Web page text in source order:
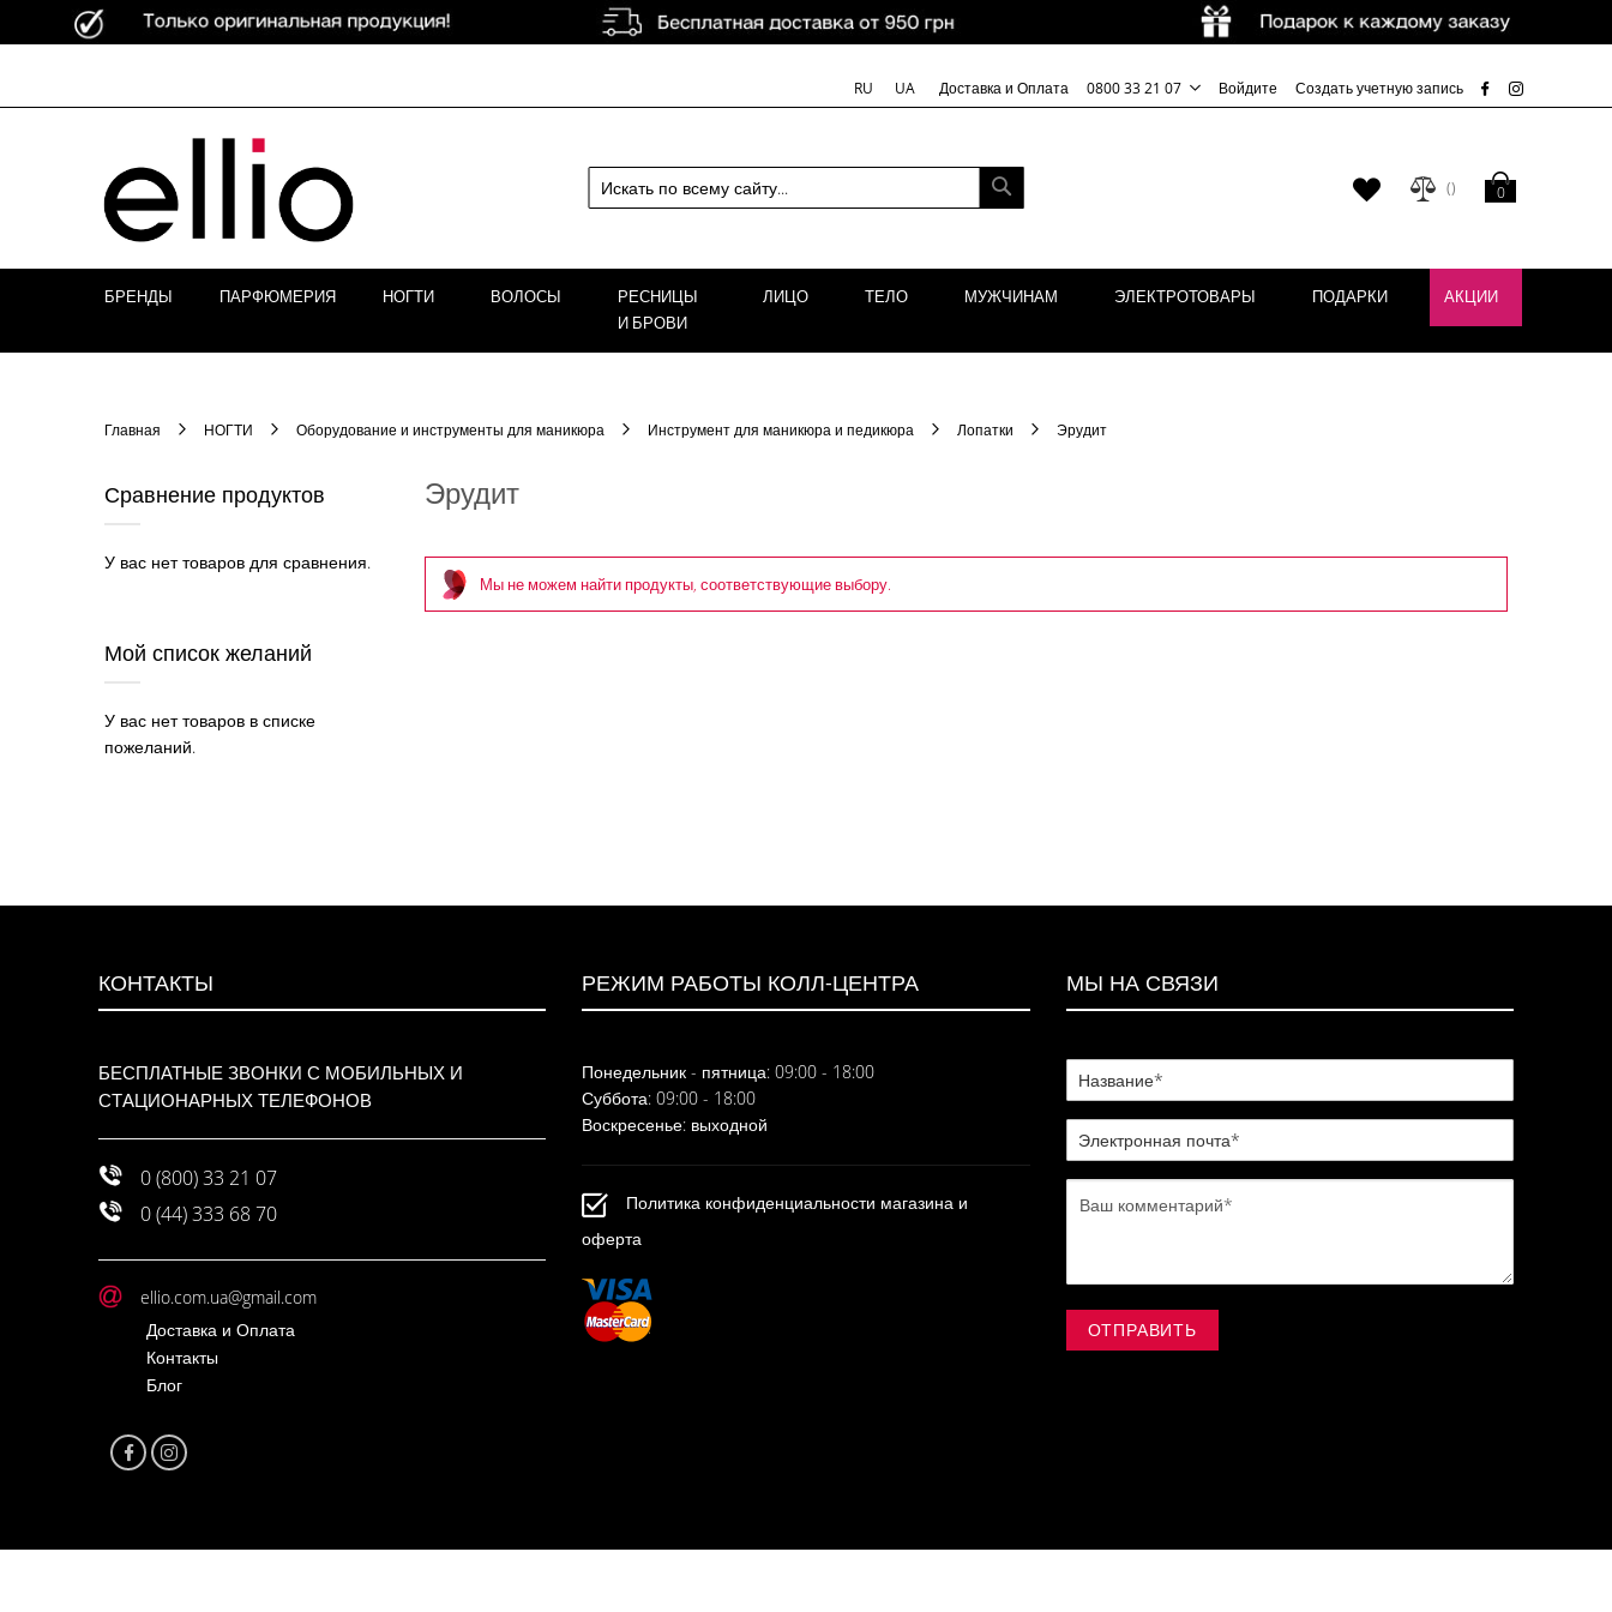
RU UA Доставка и Оплата 0800 33 21 07 Войдите Создать учетную запись
Моя корзина
0
Мой
список
БРЕНДЫ ПАРФЮМЕРИЯ НОГТИ ВОЛОСЫ
РЕСНИЦЫ
И БРОВИ
ЛИЦО ТЕЛО МУЖЧИНАМ ЭЛЕКТРОТОВАРЫ ПОДАРКИ АКЦИИ
Главная НОГТИ Оборудование и инструменты для маникюра Инструмент для маникюра и педикюра Лопатки Эрудит
Эрудит
Мы не можем найти продукты, соответствующие выбору.
Сравнение продуктов
У вас нет товаров для сравнения.
Мой список желаний
У вас нет товаров в списке
пожеланий.
КОНТАКТЫ
БЕСПЛАТНЫЕ ЗВОНКИ С МОБИЛЬНЫХ И
СТАЦИОНАРНЫХ ТЕЛЕФОНОВ
0 (800) 33 21 07
0 (44) 333 68 70
ellio.com.ua@gmail.com
Доставка и Оплата
Контакты
Блог
РЕЖИМ РАБОТЫ КОЛЛ-ЦЕНТРА
Понедельник - пятница: 09:00 - 18:00
Суббота: 09:00 - 18:00
Воскресенье: выходной
Политика конфиденциальности магазина и
оферта
МЫ НА СВЯЗИ
ОТПРАВИТЬ